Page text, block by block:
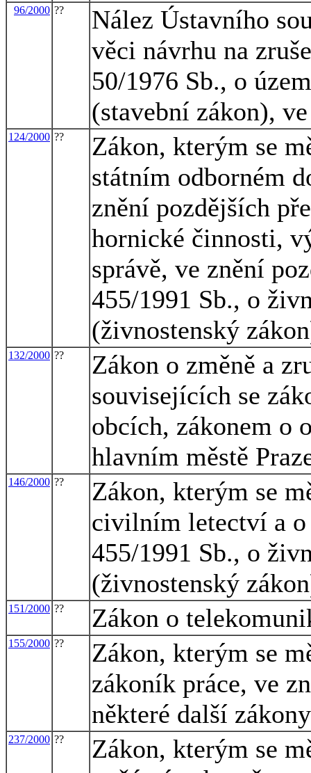
96/2000 ??
Nález Ústavního
věci návrhu na
50/1976 Sb., o
(stavební zákon),
124/2000 ??
Zákon, kterým se
státním odborném
znění pozdějších
hornické činnosti,
správě, ve znění
455/1991 Sb., o
(živnostenský
132/2000 ??
Zákon o změně a
souvisejících se
obcích, zákonem o
hlavním městě
146/2000 ??
Zákon, kterým se
civilním letectví a o
455/1991 Sb., o
(živnostenský
151/2000 ?? Zákon o
155/2000 ??
Zákon, kterým se
zákoník práce, ve
některé další zákony
237/2000 ??
Zákon, kterým se